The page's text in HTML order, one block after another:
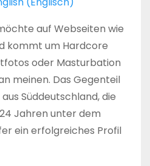
auf Webseiten wie
kommt um Hardcore
oder Masturbation
meinen. Das Gegenteil
Süddeutschland, die
Jahren unter dem
ein erfolgreiches Profil